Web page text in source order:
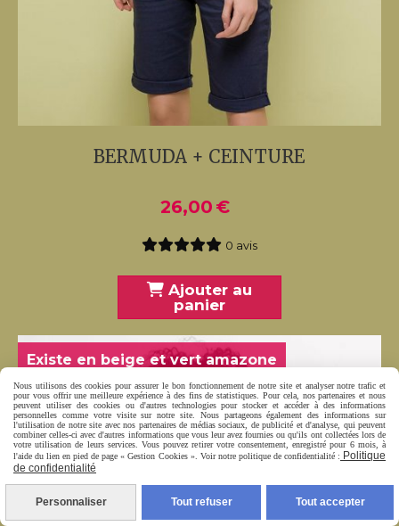
BERMUDA + CEINTURE
26,00 €
0 avis
Ajouter au
panier
Existe en beige et vert amazone
Nous utilisons des cookies pour assurer le bon fonctionnement de notre site et analyser notre trafic et
pour vous offrir une meilleure expérience à des fins de statistiques. Pour cela, nos partenaires et nous
peuvent utiliser des cookies ou d'autres technologies pour stocker et accéder à des informations
personnelles comme votre visite sur notre site. Nous partageons également des informations sur
l'utilisation de notre site avec nos partenaires de médias sociaux, de publicité et d'analyse, qui peuvent
combiner celles-ci avec d'autres informations que vous leur avez fournies ou qu'ils ont collectées lors de
votre utilisation de leurs services. Vous pouvez retirer votre consentement, enregistré pour 6 mois, à
l'aide du lien en pied de page « Gestion Cookies ». Voir notre politique de confidentialité : Politique
de confidentialité
Personnaliser Tout refuser Tout accepter